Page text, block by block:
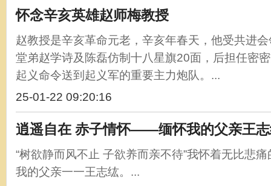
怀念辛亥英雄赵师梅教授
赵教授是辛亥革命元老，辛亥年春天，他受共进
堂弟赵学诗及陈磊仿制十八星旗20面，后担任密
起义命令送到起义军的重要主力炮队。...
25-01-22 09:20:16
逍遥自在 赤子情怀——缅怀我的父亲王
“树欲静而风不止 子欲养而亲不待”我怀着无比悲
我的父亲一一王志纮。...